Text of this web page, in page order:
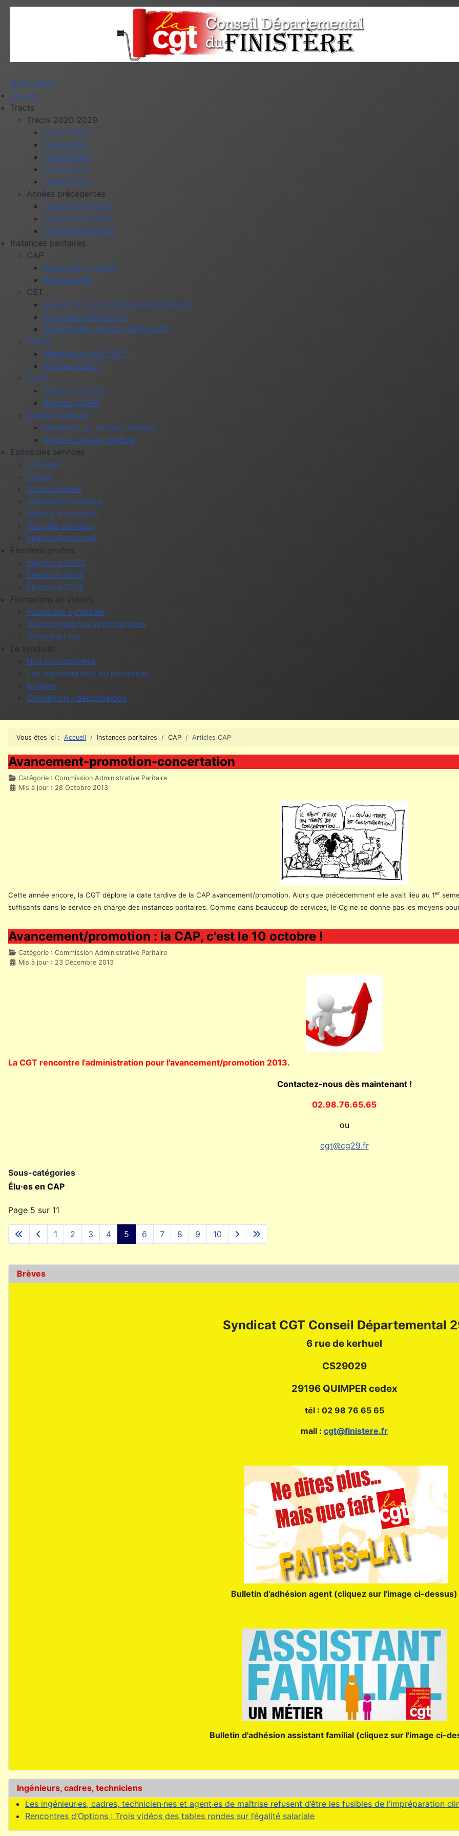
Open menu
Accueil
Tracts
Tracts 2020-2029
Tracts 2020
Tracts 2021
Tracts 2022
Tracts 2023
Tracts 2024
Années précédentes
Tracts 2007-2008
Tracts 2005-2006
Tracts 2003-2004
Instances paritaires
CAP
Élu.es CGT en CAP
Articles CAP
CST
Élu.es CGT au Comité Social Territorial
Comptes-rendus CST
Récapitulatif des Ctp 2015-2018
F3SCT
Mandaté.es au F3SCT
Articles F3SCT
CCPD
Élues à la CCPD
Articles CCPD
Conseil médical
Mandatés au conseil médical
Articles conseil médical
Échos des services
Collèges
Routes
Action sociale
Assistants familiaux
Agents d'entretien
Tous les services
Interprofessionnel
Élections profes.
Élections 2022
Élections 2018
Élections 2014
Formations et Vidéos
Formation syndicale
Documentations informatiques
Vidéos du net
Le syndicat
Nos coordonnées
Les représentants du personnel
Adhérer
Connexion - déconnexion
Vous êtes ici : Accueil Instances paritaires CAP Articles CAP
Avancement-promotion-concertation
DétailsCatégorie : Commission Administrative Paritaire
Mis à jour : 28 Octobre 2013
Cette année encore, la CGT déplore la date tardive de la CAP avancement/promotion. Alors que précédemment elle avait lieu au 1er
suffisants dans le service en charge des instances paritaires. Comme dans beaucoup de services, le Cg ne se donne pas les moyens
Avancement/promotion : la CAP, c'est le 10 octobre !
DétailsCatégorie : Commission Administrative Paritaire
Mis à jour : 23 Décembre 2013
La CGT rencontre l'administration pour l'avancement/promotion 2013.
Contactez-nous dès maintenant !
02.98.76.65.65
ou
cgt@cg29.fr
Sous-catégories
Élu·es en CAP
Page 5 sur 11
1 2 3 4 5 6 7 8 9 10
Brèves
Syndicat CGT Conseil Départemental
6 rue de kerhuel
CS29029
29196 QUIMPER cedex
tél : 02 98 76 65 65
mail : cgt@finistere.fr
Bulletin d'adhésion agent (cliquez sur l'image ci-dessus)
Bulletin d'adhésion assistant familial (cliquez sur l'image ci-
Ingénieurs, cadres, techniciens
Les ingénieur·es, cadres, technicien·nes et agent·es de maîtrise refusent d’être les fusibles de l’impréparation
Rencontres d’Options : Trois vidéos des tables rondes sur l’égalité salariale